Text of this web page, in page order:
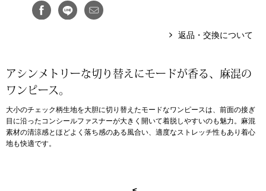
クラッチバッグ
ボディバッグ
リュック･バッ
ボストンバッグ
返品・交換について
アシンメトリーな切り替えにモードが香る、麻混の
ワンピース。
大小のチェック柄生地を大胆に切り替えたモードなワンピースは、前面の接ぎ
目に沿ったコンシールファスナーが大きく開いて着脱しやすいのも魅力。麻混
素材の清涼感とほどよく落ち感のある風合い、適度なストレッチ性もあり着心
地も快適です。